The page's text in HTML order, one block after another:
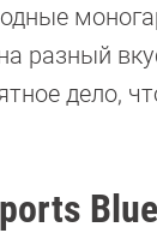
разный
дело,